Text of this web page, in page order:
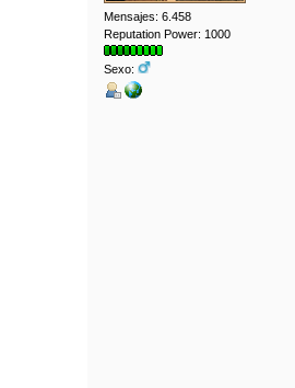
Mensajes: 6.458
Reputation Power: 1000
Sexo: